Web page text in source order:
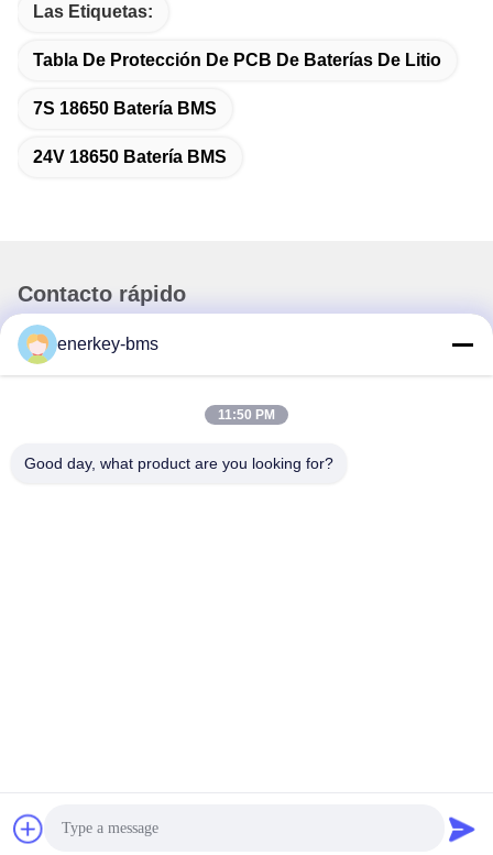
Las Etiquetas:
Tabla De Protección De PCB De Baterías De Litio
7S 18650 Batería BMS
24V 18650 Batería BMS
Contacto rápido
Dirección
Área A, 9o piso, edificio G, Parque Industrial de Bajos
Carbono de Guancheng, comunidad Shangcun, calle
Gongming, distrito de Guangming, Shenzhen, China,
enerkey-bms
11:50 PM
Good day, what product are you looking for?